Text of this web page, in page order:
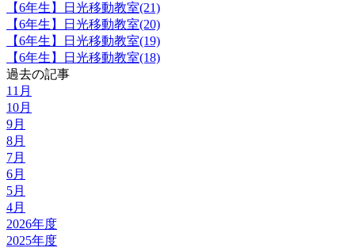
【6年生】日光移動教室(21)
【6年生】日光移動教室(20)
【6年生】日光移動教室(19)
【6年生】日光移動教室(18)
過去の記事
11月
10月
9月
8月
7月
6月
5月
4月
2026年度
2025年度